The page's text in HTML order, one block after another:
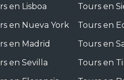
en Lisboa
en Nueva York
en Madrid
en Sevilla
Tours en
Tours en
Tours en
Tours en